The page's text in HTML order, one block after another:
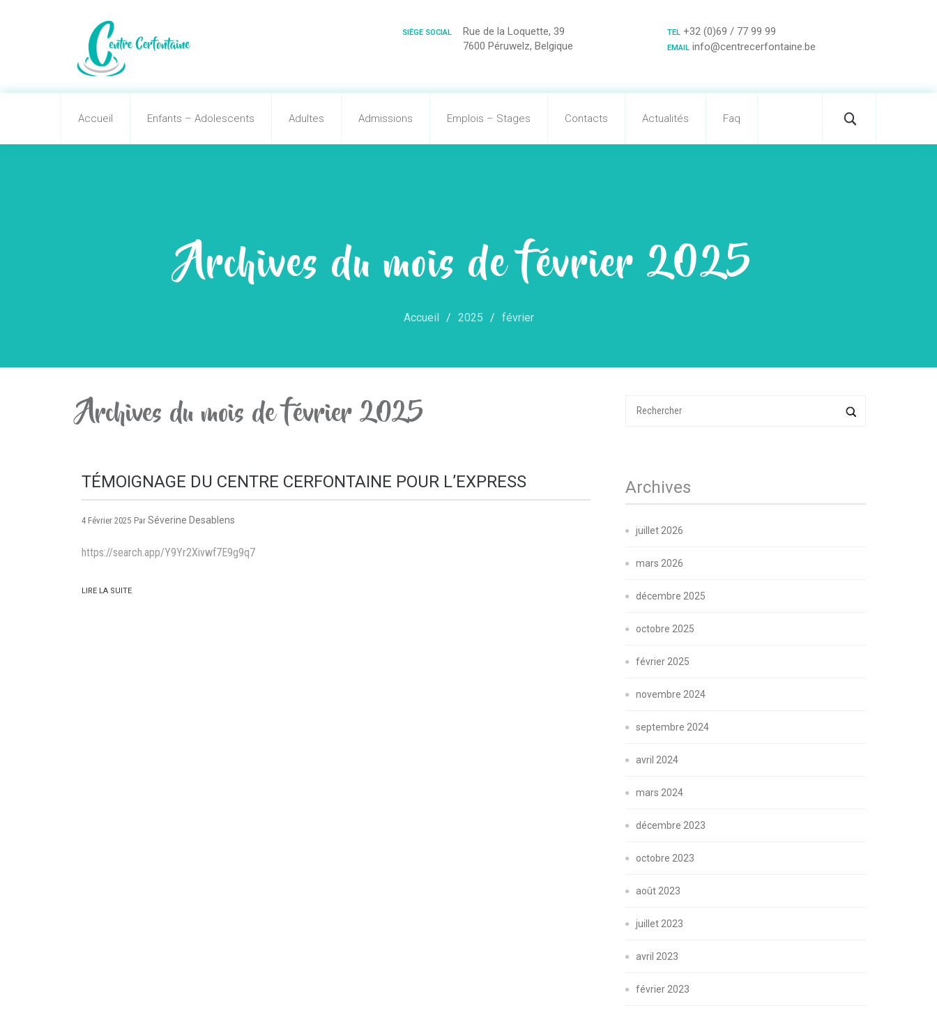
SIÈGE SOCIAL
Rue de la Loquette, 39
7600 Péruwelz, Belgique
TEL +32 (0)69 / 77 99 99
EMAIL info@centrecerfontaine.be
Accueil Enfants – Adolescents Adultes Admissions Emplois – Stages Contacts Actualités Faq
Archives du mois de février 2025
Accueil 2025 février
Archives du mois de février 2025
TÉMOIGNAGE DU CENTRE CERFONTAINE POUR L’EXPRESS
4 Février 2025 Par Séverine Desablens
https://search.app/Y9Yr2Xivwf7E9g9q7
LIRE LA SUITE
Archives
juillet 2026
mars 2026
décembre 2025
octobre 2025
février 2025
novembre 2024
septembre 2024
avril 2024
mars 2024
décembre 2023
octobre 2023
août 2023
juillet 2023
avril 2023
février 2023